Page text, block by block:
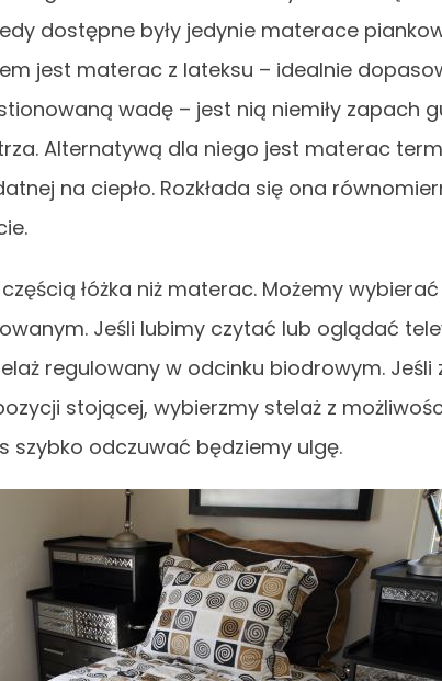
dostępne były jedynie materace
jest materac z lateksu – idealnie
wadę – jest nią niemiły zapach
Alternatywą dla niego jest materac
na ciepło. Rozkłada się ona
łóżka niż materac. Możemy
Jeśli lubimy czytać lub oglądać
regulowany w odcinku biodrowym. Jeśli
stojącej, wybierzmy stelaż z
szybko odczuwać będziemy ulgę.